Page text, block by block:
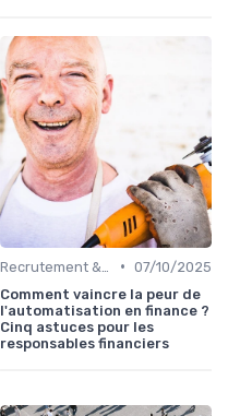
• 07/10/2025
Comment vaincre la peur de
l'automatisation en finance ?
Cinq astuces pour les
responsables financiers